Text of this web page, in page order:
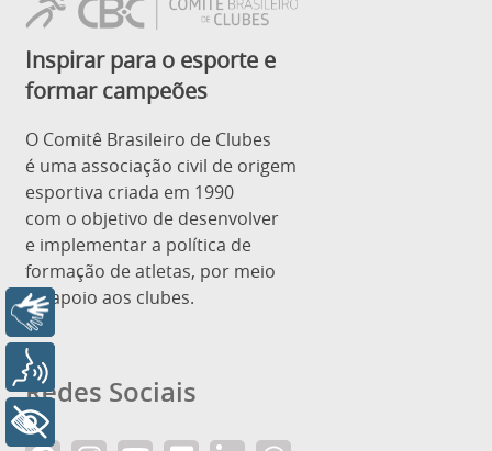
Inspirar para o esporte e
formar campeões
O Comitê Brasileiro de Clubes
é uma associação civil de origem
esportiva criada em 1990
com o objetivo de desenvolver
e implementar a política de
formação de atletas, por meio
de apoio aos clubes.
Redes Sociais